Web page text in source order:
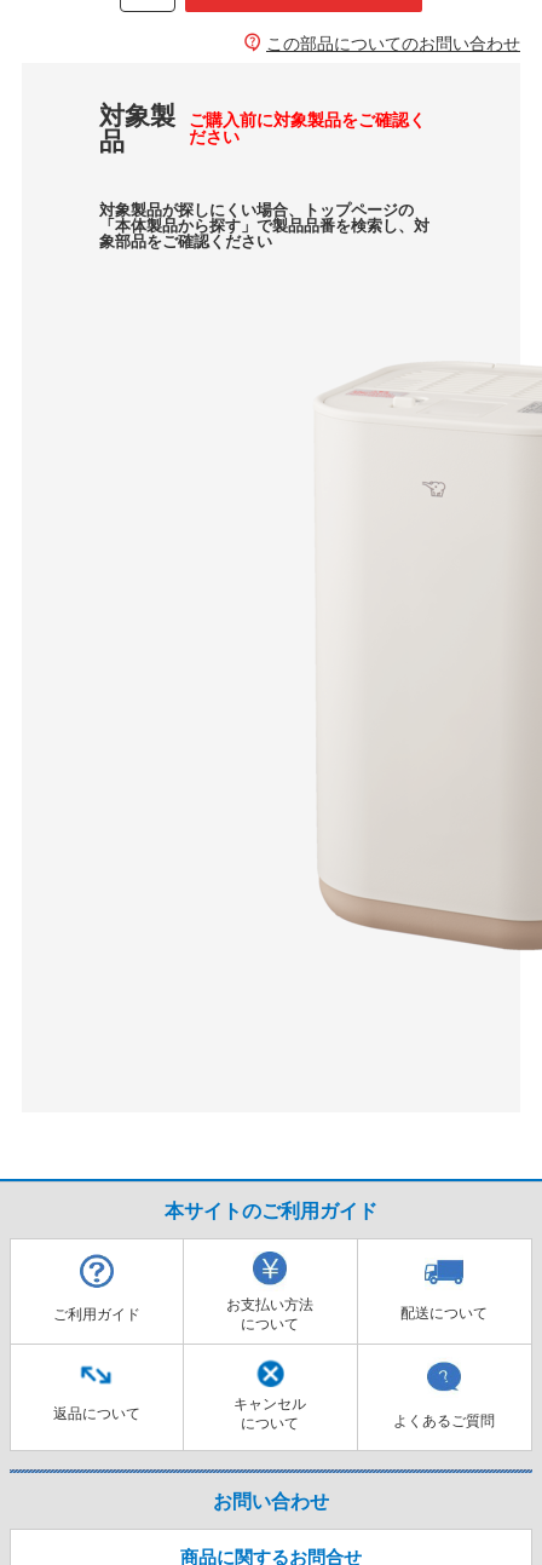
この部品についてのお問い合わせ
対象製
品
ご購入前に対象製品をご確認く
ださい
対象製品が探しにくい場合、トップページの
「本体製品から探す」で製品品番を検索し、対
象部品をご確認ください
本サイトのご利用ガイド
ご利用ガイド
お支払い方法
について
配送について
返品について
キャンセル
について
よくあるご質問
お問い合わせ
商品に関するお問合せ